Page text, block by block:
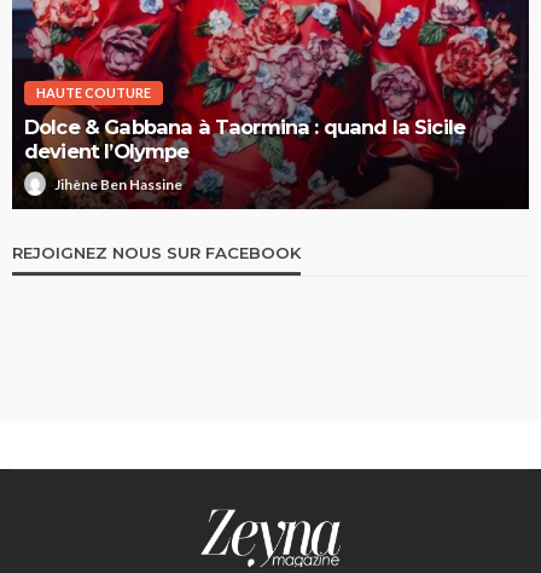
HAUTE COUTURE
Dolce & Gabbana à Taormina : quand la Sicile
devient l’Olympe
Jihène Ben Hassine
REJOIGNEZ NOUS SUR FACEBOOK